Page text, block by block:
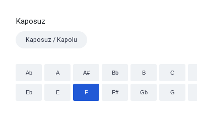
Kaposuz
Kaposuz / Kapolu
Ab A A# Bb B C
Eb E F F# Gb G